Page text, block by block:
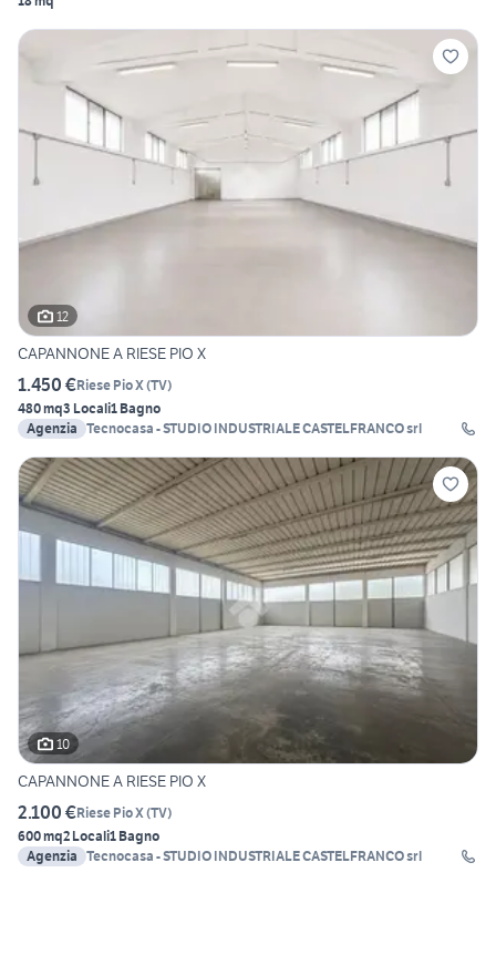
12
CAPANNONE A RIESE PIO X
1.450 €Riese Pio X(TV)
480 mq3 Locali1 Bagno
Agenzia Tecnocasa - STUDIO INDUSTRIALE CASTELFRANCO srl
10
CAPANNONE A RIESE PIO X
2.100 €Riese Pio X(TV)
600 mq2 Locali1 Bagno
Agenzia Tecnocasa - STUDIO INDUSTRIALE CASTELFRANCO srl